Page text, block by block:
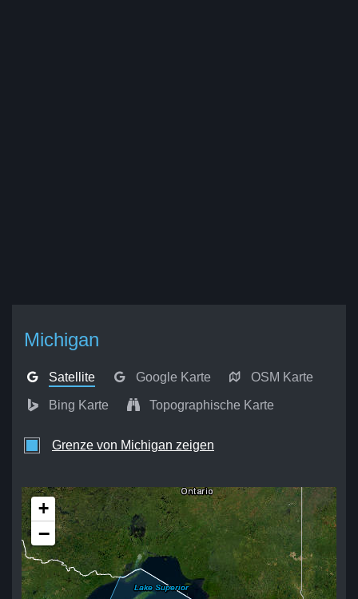
Michigan
Satellite Google Karte OSM Karte
Bing Karte Topographische Karte
Grenze von Michigan zeigen
+
−